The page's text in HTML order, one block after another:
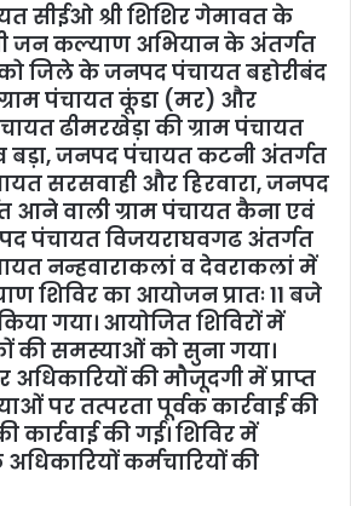
सीईओ श्री शिशिर गेमावत के
जन कल्याण अभियान के अंतर्गत
जिले के जनपद पंचायत बहोरीबंद
पंचायत कूंडा (मर) और
ढीमरखेड़ा की ग्राम पंचायत
बड़ा, जनपद पंचायत कटनी अंतर्गत
सरसवाही और हिरवारा, जनपद
आने वाली ग्राम पंचायत कैना एवं
पंचायत विजयराघवगढ अंतर्गत
नन्हवाराकलां व देवराकलां में
शिविर का आयोजन प्रातः 11 बजे
गया। आयोजित शिविरों में
की समस्याओं को सुना गया।
अधिकारियों की मौजूदगी में प्राप्त
पर तत्परता पूर्वक कार्रवाई की
की गई। शिविर में
कर्मचारियों की